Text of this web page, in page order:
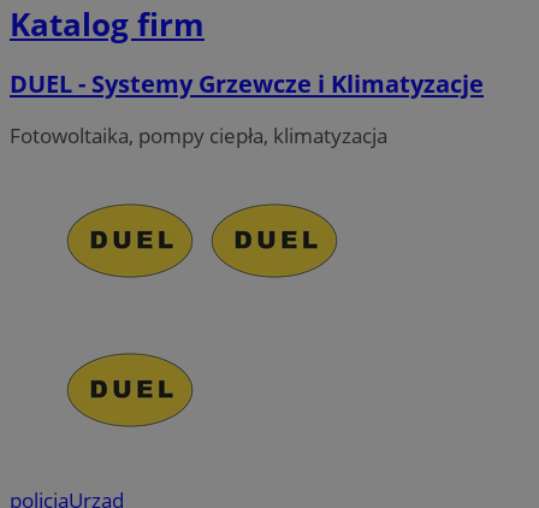
Katalog firm
DUEL - Systemy Grzewcze i Klimatyzacje
Fotowoltaika, pompy ciepła, klimatyzacja
policjaUrząd